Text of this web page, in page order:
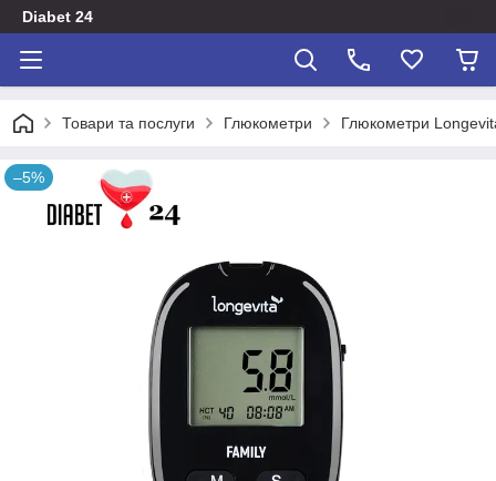
Diabet 24
Товари та послуги Глюкометри Глюкометри
–5%